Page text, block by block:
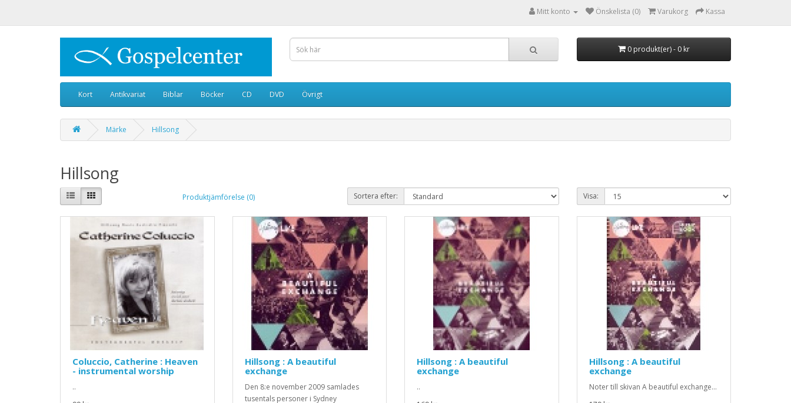
Mitt konto Önskelista (0) Varukorg Kassa
0 produkt(er) - 0 kr
Kort Antikvariat Biblar Böcker CD DVD Övrigt
Märke Hillsong
Hillsong
Produktjämförelse (0) Sortera efter: Visa:
Coluccio, Catherine : Heaven
- instrumental worship
..
Hillsong : A beautiful
exchange
Den 8:e november 2009 samlades
tusentals personer i Sydney
Hillsong : A beautiful
exchange
..
Hillsong : A beautiful
exchange
Noter till skivan A beautiful exchange...